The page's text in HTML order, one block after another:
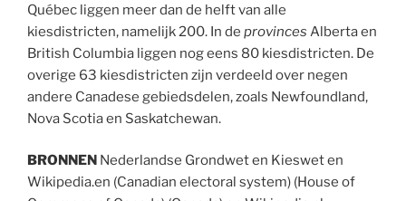
Québec liggen meer dan de helft van alle
kiesdistricten, namelijk 200. In de provinces Alberta en
British Columbia liggen nog eens 80 kiesdistricten. De
overige 63 kiesdistricten zijn verdeeld over negen
andere Canadese gebiedsdelen, zoals Newfoundland,
Nova Scotia en Saskatchewan.
BRONNEN Nederlandse Grondwet en Kieswet en
Wikipedia.en (Canadian electoral system) (House of